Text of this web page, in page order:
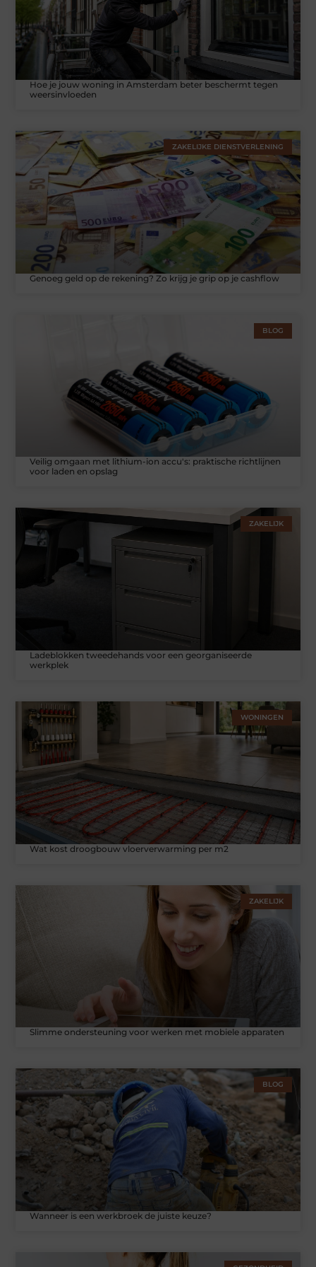
Hoe je jouw woning in Amsterdam beter beschermt tegen
weersinvloeden
ZAKELIJKE DIENSTVERLENING
Genoeg geld op de rekening? Zo krijg je grip op je cashflow
BLOG
Veilig omgaan met lithium-ion accu's: praktische richtlijnen
voor laden en opslag
ZAKELIJK
Ladeblokken tweedehands voor een georganiseerde
werkplek
WONINGEN
Wat kost droogbouw vloerverwarming per m2
ZAKELIJK
Slimme ondersteuning voor werken met mobiele apparaten
BLOG
Wanneer is een werkbroek de juiste keuze?